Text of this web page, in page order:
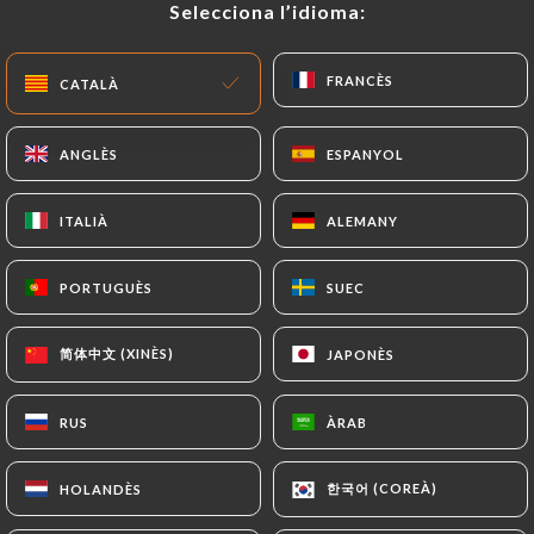
Selecciona l’idioma:
CATALÀ FRANCÈS
ANGLÈS ESPANYOL
ITALIÀ ALEMANY
PORTUGUÈS SUEC
简体中文 (XINÈS) JAPONÈS
RUS ÀRAB
HOLANDÈS 한국어 (COREÀ)
/
Contactar
Chez David
Selecciona l’idioma:
CATALÀ FRANCÈS
ANGLÈS ESPANYOL
ITALIÀ ALEMANY
PORTUGUÈS SUEC
简体中文 (XINÈS) JAPONÈS
RUS ÀRAB
HOLANDÈS 한국어 (COREÀ)